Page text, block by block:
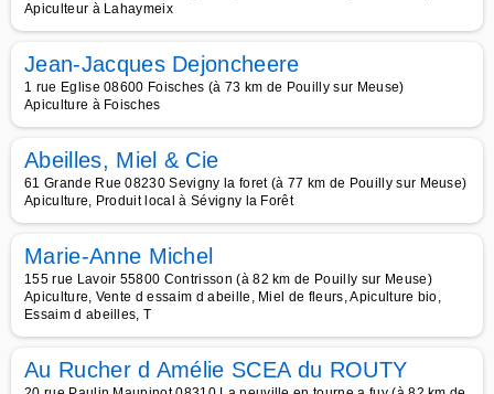
Apiculteur à Lahaymeix
Jean-Jacques Dejoncheere
1 rue Eglise 08600 Foisches (à 73 km de Pouilly sur Meuse)
Apiculture à Foisches
Abeilles, Miel & Cie
61 Grande Rue 08230 Sevigny la foret (à 77 km de Pouilly sur Meuse)
Apiculture, Produit local à Sévigny la Forêt
Marie-Anne Michel
155 rue Lavoir 55800 Contrisson (à 82 km de Pouilly sur Meuse)
Apiculture, Vente d essaim d abeille, Miel de fleurs, Apiculture bio,
Essaim d abeilles, T
Au Rucher d Amélie SCEA du ROUTY